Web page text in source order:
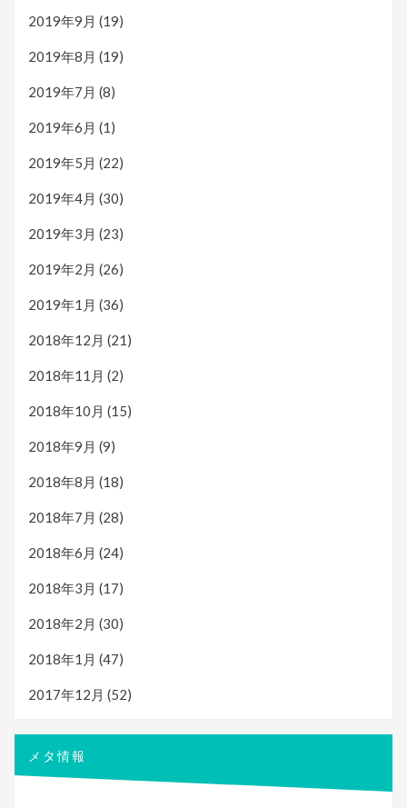
2019年9月 (19)
2019年8月 (19)
2019年7月 (8)
2019年6月 (1)
2019年5月 (22)
2019年4月 (30)
2019年3月 (23)
2019年2月 (26)
2019年1月 (36)
2018年12月 (21)
2018年11月 (2)
2018年10月 (15)
2018年9月 (9)
2018年8月 (18)
2018年7月 (28)
2018年6月 (24)
2018年3月 (17)
2018年2月 (30)
2018年1月 (47)
2017年12月 (52)
メタ情報